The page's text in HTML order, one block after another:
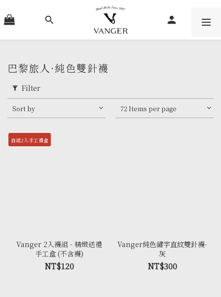
巴黎旅人·純色雙針襪
Filter
Sort by 72 Items per page
自組2入手工禮盒
Vanger 2入襪組 - 精緻送禮
手工盒 (不含襪)
NT$120
Vanger純色繡字直紋雙針襪-
灰
NT$300